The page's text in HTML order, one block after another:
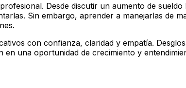
Desde discutir un aumento de
Sin embargo, aprender a manejarlas de
con confianza, claridad y empatía.
una oportunidad de crecimiento y